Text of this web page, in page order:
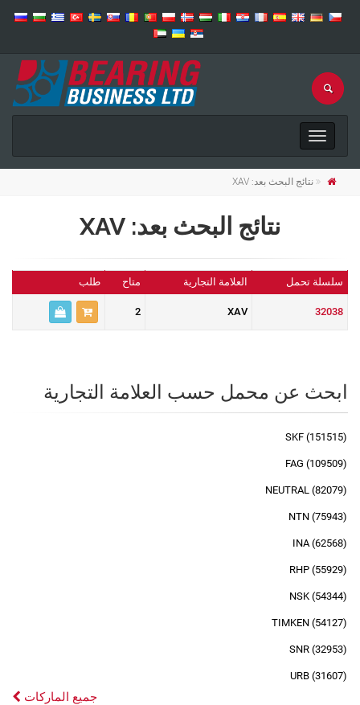
Toggle
navigation
نتائج البحث بعد: XAV
نتائج البحث بعد: XAV
سلسلة تحمل العلامة التجارية متاح طلب
32038
XAV
2
ابحث عن محمل حسب العلامة التجارية
SKF (151515)
FAG (109509)
NEUTRAL (82079)
NTN (75943)
INA (62568)
RHP (55929)
NSK (54344)
TIMKEN (54127)
SNR (32953)
URB (31607)
جميع الماركات